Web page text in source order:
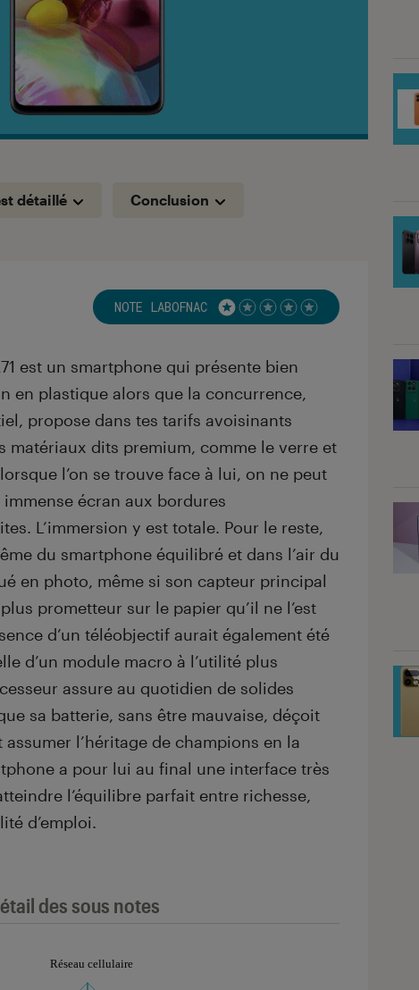
détaillé Conclusion
NOTE LABOFNAC Noté 1 étoiles sur 5
est un smartphone qui présente bien
en plastique alors que la concurrence,
propose dans tes tarifs avoisinants
matériaux dits premium, comme le verre et
l’on se trouve face à lui, on ne peut
immense écran aux bordures
L’immersion y est totale. Pour le reste,
du smartphone équilibré et dans l’air du
en photo, même si son capteur principal
prometteur sur le papier qu’il ne l’est
d’un téléobjectif aurait également été
d’un module macro à l’utilité plus
assure au quotidien de solides
sa batterie, sans être mauvaise, déçoit
assumer l’héritage de champions en la
a pour lui au final une interface très
l’équilibre parfait entre richesse,
d’emploi.
des sous notes